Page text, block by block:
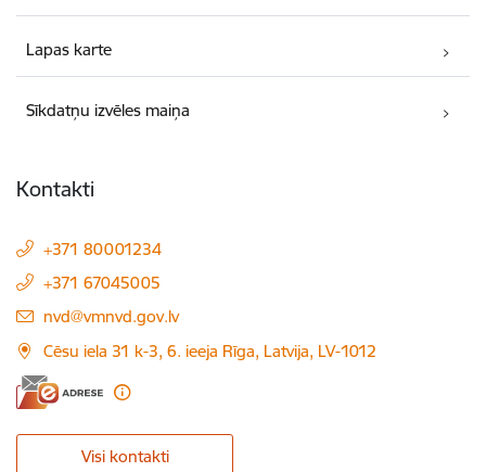
Lapas karte
Sīkdatņu izvēles maiņa
Kontakti
+371 80001234
+371 67045005
E-pasts:
nvd@vmnvd.gov.lv
Cēsu iela 31 k-3, 6. ieeja Rīga, Latvija, LV-1012
Visi kontakti